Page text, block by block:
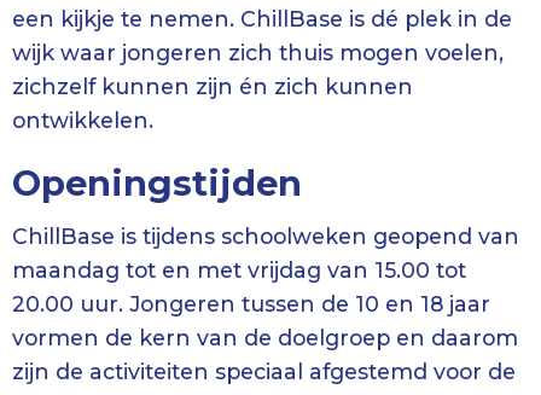
een kijkje te nemen. ChillBase is dé plek in de
wijk waar jongeren zich thuis mogen voelen,
zichzelf kunnen zijn én zich kunnen
ontwikkelen.
Openingstijden
ChillBase is tijdens schoolweken geopend van
maandag tot en met vrijdag van 15.00 tot
20.00 uur. Jongeren tussen de 10 en 18 jaar
vormen de kern van de doelgroep en daarom
zijn de activiteiten speciaal afgestemd voor de